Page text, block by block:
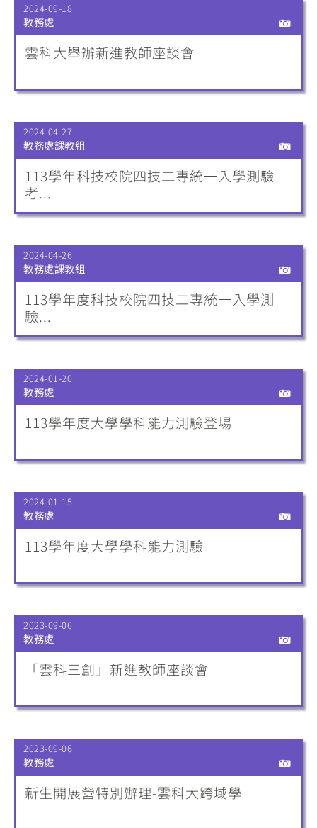
2024-09-18
教務處
雲科大舉辦新進教師座談會
2024-04-27
教務處課教組
113學年科技校院四技二專統一入學測驗
考...
2024-04-26
教務處課教組
113學年度科技校院四技二專統一入學測
驗...
2024-01-20
教務處
113學年度大學學科能力測驗登場
2024-01-15
教務處
113學年度大學學科能力測驗
2023-09-06
教務處
「雲科三創」新進教師座談會
2023-09-06
教務處
新生開展營特別辦理-雲科大跨域學